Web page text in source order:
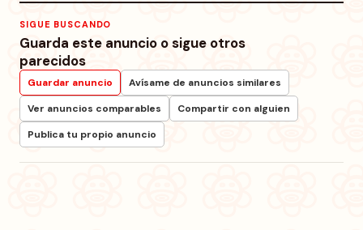
SIGUE BUSCANDO
Guarda este anuncio o sigue otros
parecidos
Guardar anuncio
Avísame de anuncios similares
Ver anuncios comparables
Compartir con alguien
Publica tu propio anuncio